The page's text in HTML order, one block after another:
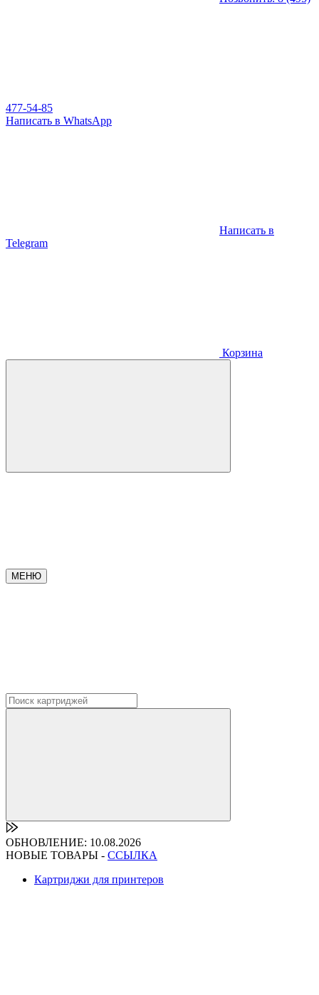
477-54-85
Написать в WhatsApp
Написать в
Telegram
Корзина
МЕНЮ
ОБНОВЛЕНИЕ: 10.08.2026
НОВЫЕ ТОВАРЫ - ССЫЛКА
Картриджи для принтеров